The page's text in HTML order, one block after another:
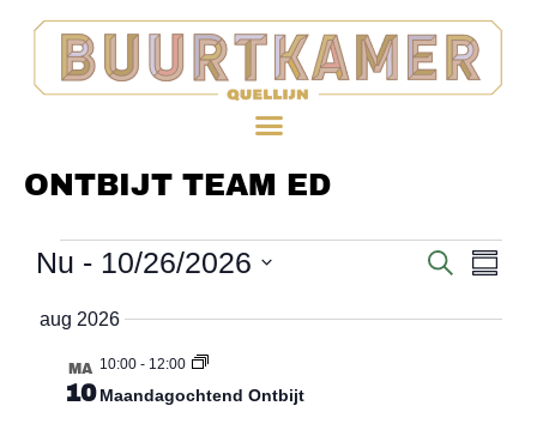
ONTBIJT TEAM ED
ZOEKEN
Nu - 10/26/2026
datum
aug 2026
MA
10
10:00- 12:00
Maandagochtend Ontbijt